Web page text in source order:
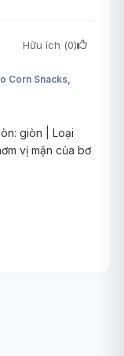
Hữu ích (0)
Corn Snacks,
giòn | Loại
vị mặn của bơ